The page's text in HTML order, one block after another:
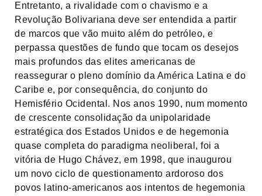
Entretanto, a rivalidade com o chavismo e a
Revolução Bolivariana deve ser entendida a partir
de marcos que vão muito além do petróleo, e
perpassa questões de fundo que tocam os desejos
mais profundos das elites americanas de
reassegurar o pleno domínio da América Latina e do
Caribe e, por consequência, do conjunto do
Hemisfério Ocidental. Nos anos 1990, num momento
de crescente consolidação da unipolaridade
estratégica dos Estados Unidos e de hegemonia
quase completa do paradigma neoliberal, foi a
vitória de Hugo Chávez, em 1998, que inaugurou
um novo ciclo de questionamento ardoroso dos
povos latino-americanos aos intentos de hegemonia